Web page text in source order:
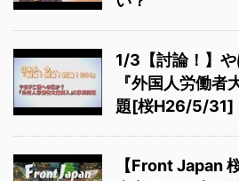
1/3【討論！】
『外国人労働者
題[桜H26/5/31]
【Front Japan